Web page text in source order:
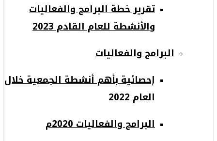
تقرير خطة البرامج والفعاليات
والأنشطة للعام القادم 2023
البرامج والفعاليات
إحصائية بأهم أنشطة الجمعية خلال
العام 2022
البرامج والفعاليات 2020م